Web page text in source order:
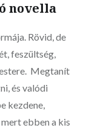
novella
Rövid, de
feszültség,
Megtanít
és valódi
kezdene,
ebben a kis